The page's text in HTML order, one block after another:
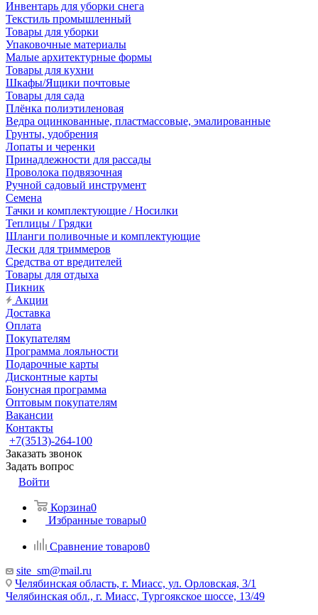
Инвентарь для уборки снега
Текстиль промышленный
Товары для уборки
Упаковочные материалы
Малые архитектурные формы
Товары для кухни
Шкафы/Ящики почтовые
Товары для сада
Плёнка полиэтиленовая
Ведра оцинкованные, пластмассовые, эмалированные
Грунты, удобрения
Лопаты и черенки
Принадлежности для рассады
Проволока подвязочная
Ручной садовый инструмент
Семена
Тачки и комплектующие / Носилки
Теплицы / Грядки
Шланги поливочные и комплектующие
Лески для триммеров
Средства от вредителей
Товары для отдыха
Пикник
Акции
Доставка
Оплата
Покупателям
Программа лояльности
Подарочные карты
Дисконтные карты
Бонусная программа
Оптовым покупателям
Вакансии
Контакты
+7(3513)-264-100
Заказать звонок
Задать вопрос
Войти
Корзина0
Избранные товары0
Сравнение товаров0
site_sm@mail.ru
Челябинская область, г. Миасс, ул. Орловская, 3/1
Челябинская обл., г. Миасс, Тургоякское шоссе, 13/49